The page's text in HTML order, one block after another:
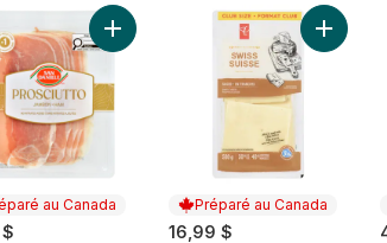
cheddar extra-fort au panier
au Canada
Ajouter Prosciutto au panier
Préparé au Canada
16,99 $
Ajouter